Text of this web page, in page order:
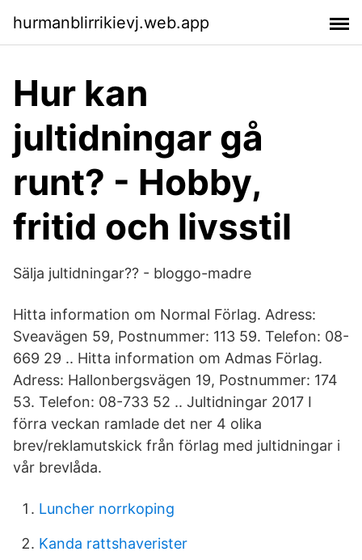
hurmanblirrikievj.web.app
Hur kan
jultidningar gå
runt? - Hobby,
fritid och livsstil
Sälja jultidningar?? - bloggo-madre
Hitta information om Normal Förlag. Adress:
Sveavägen 59, Postnummer: 113 59. Telefon: 08-
669 29 .. Hitta information om Admas Förlag.
Adress: Hallonbergsvägen 19, Postnummer: 174
53. Telefon: 08-733 52 .. Jultidningar 2017 I
förra veckan ramlade det ner 4 olika
brev/reklamutskick från förlag med jultidningar i
vår brevlåda.
Luncher norrkoping
Kanda rattshaverister